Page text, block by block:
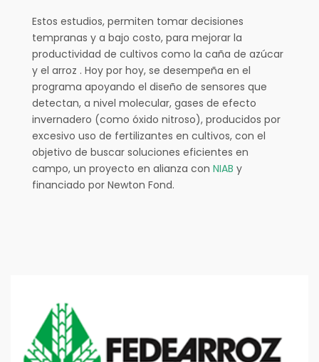
Estos estudios, permiten tomar decisiones
tempranas y a bajo costo, para mejorar la
productividad de cultivos como la caña de azúcar
y el arroz . Hoy por hoy, se desempeña en el
programa apoyando el diseño de sensores que
detectan, a nivel molecular, gases de efecto
invernadero (como óxido nitroso), producidos por
excesivo uso de fertilizantes en cultivos, con el
objetivo de buscar soluciones eficientes en
campo, un proyecto en alianza con NIAB y
financiado por Newton Fond.